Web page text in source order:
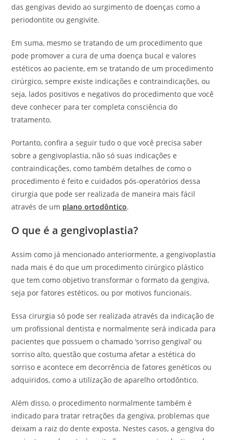
das gengivas devido ao surgimento de doenças como a
periodontite ou gengivite.
Em suma, mesmo se tratando de um procedimento que
pode promover a cura de uma doença bucal e valores
estéticos ao paciente, em se tratando de um procedimento
cirúrgico, sempre existe indicações e contraindicações, ou
seja, lados positivos e negativos do procedimento que você
deve conhecer para ter completa consciência do
tratamento.
Portanto, confira a seguir tudo o que você precisa saber
sobre a gengivoplastia, não só suas indicações e
contraindicações, como também detalhes de como o
procedimento é feito e cuidados pós-operatórios dessa
cirurgia que pode ser realizada de maneira mais fácil
através de um plano ortodôntico.
O que é a gengivoplastia?
Assim como já mencionado anteriormente, a gengivoplastia
nada mais é do que um procedimento cirúrgico plástico
que tem como objetivo transformar o formato da gengiva,
seja por fatores estéticos, ou por motivos funcionais.
Essa cirurgia só pode ser realizada através da indicação de
um profissional dentista e normalmente será indicada para
pacientes que possuem o chamado ‘sorriso gengival’ ou
sorriso alto, questão que costuma afetar a estética do
sorriso e acontece em decorrência de fatores genéticos ou
adquiridos, como a utilização de aparelho ortodôntico.
Além disso, o procedimento normalmente também é
indicado para tratar retrações da gengiva, problemas que
deixam a raiz do dente exposta. Nestes casos, a gengiva do